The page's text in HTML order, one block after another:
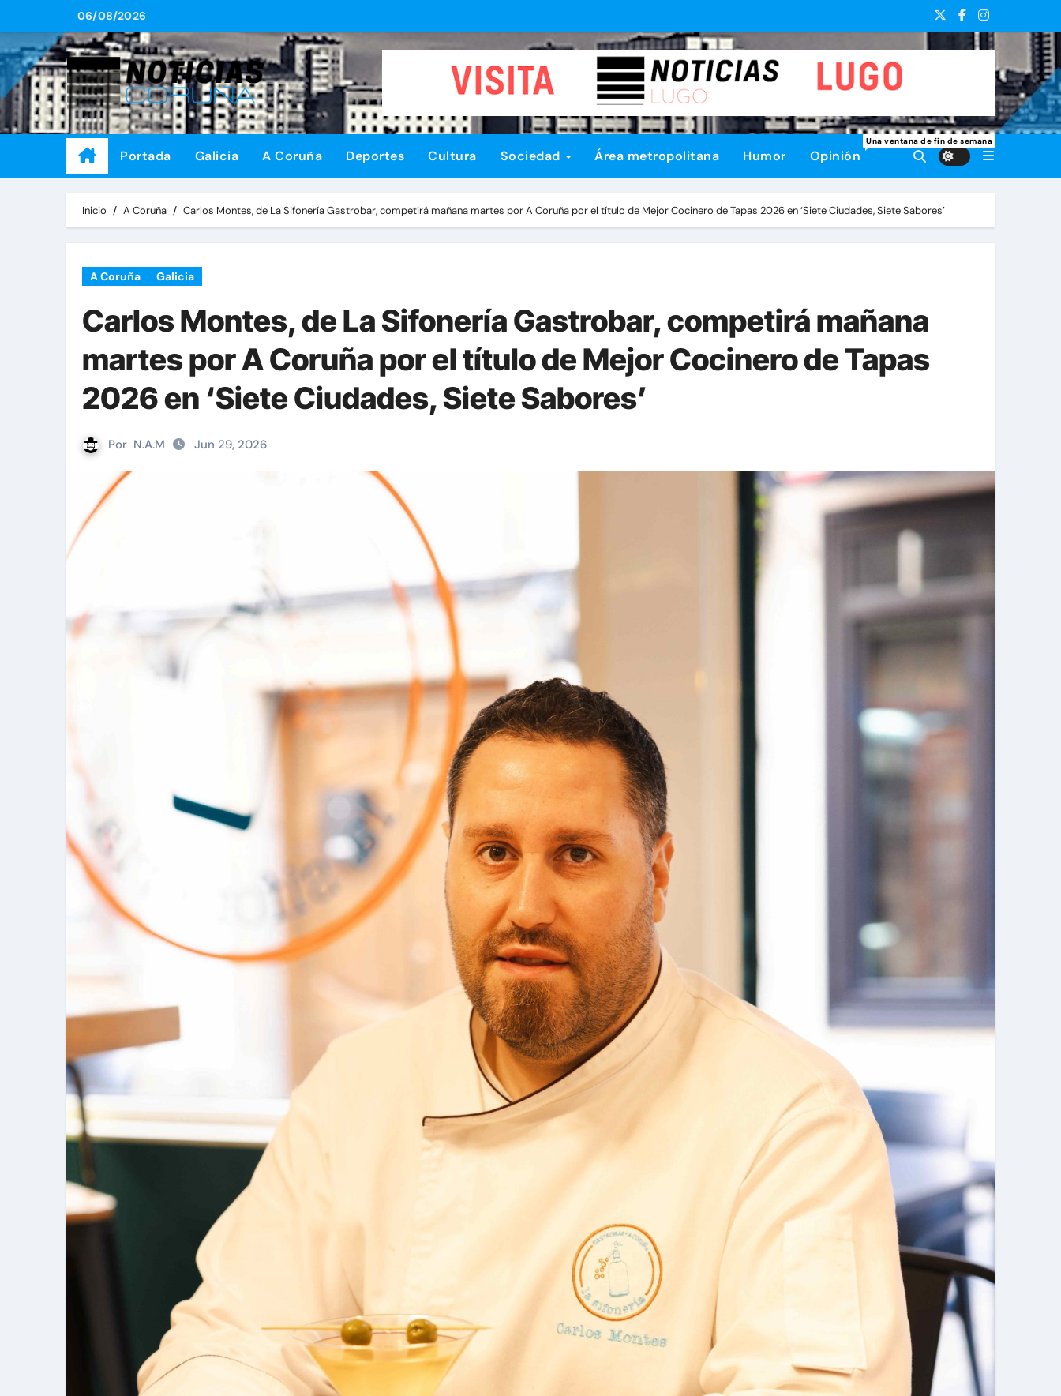
al
contenido
06/08/2026
Portada Galicia A Coruña Deportes Cultura Sociedad Área metropolitana Humor Opinión
Una ventana de fin de semana
Inicio A Coruña Carlos Montes, de La Sifonería Gastrobar, competirá mañana martes por A Coruña por el título de Mejor Cocinero de Tapas 2026 en ‘Siete Ciudades, Siete Sabores’
A Coruña Galicia
Carlos Montes, de La Sifonería Gastrobar, competirá mañana
martes por A Coruña por el título de Mejor Cocinero de Tapas
2026 en ‘Siete Ciudades, Siete Sabores’
Por N.A.M Jun 29, 2026